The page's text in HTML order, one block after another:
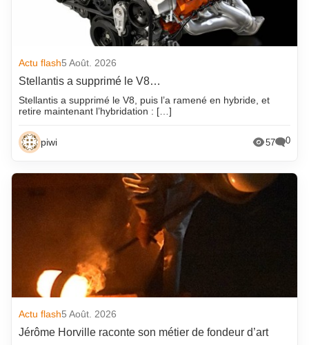
Actu flash5 Août. 2026
Stellantis a supprimé le V8…
Stellantis a supprimé le V8, puis l’a ramené en hybride, et
retire maintenant l’hybridation : […]
piwi 57 0
Actu flash5 Août. 2026
Jérôme Horville raconte son métier de fondeur d’art